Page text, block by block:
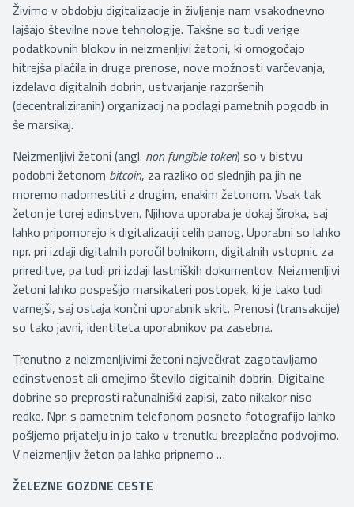
Živimo v obdobju digitalizacije in življenje nam vsakodnevno
lajšajo številne nove tehnologije. Takšne so tudi verige
podatkovnih blokov in neizmenljivi žetoni, ki omogočajo
hitrejša plačila in druge prenose, nove možnosti varčevanja,
izdelavo digitalnih dobrin, ustvarjanje razpršenih
(decentraliziranih) organizacij na podlagi pametnih pogodb in
še marsikaj.
Neizmenljivi žetoni (angl. non fungible token) so v bistvu
podobni žetonom bitcoin, za razliko od slednjih pa jih ne
moremo nadomestiti z drugim, enakim žetonom. Vsak tak
žeton je torej edinstven. Njihova uporaba je dokaj široka, saj
lahko pripomorejo k digitalizaciji celih panog. Uporabni so lahko
npr. pri izdaji digitalnih poročil bolnikom, digitalnih vstopnic za
prireditve, pa tudi pri izdaji lastniških dokumentov. Neizmenljivi
žetoni lahko pospešijo marsikateri postopek, ki je tako tudi
varnejši, saj ostaja končni uporabnik skrit. Prenosi (transakcije)
so tako javni, identiteta uporabnikov pa zasebna.
Trenutno z neizmenljivimi žetoni največkrat zagotavljamo
edinstvenost ali omejimo število digitalnih dobrin. Digitalne
dobrine so preprosti računalniški zapisi, zato nikakor niso
redke. Npr. s pametnim telefonom posneto fotografijo lahko
pošljemo prijatelju in jo tako v trenutku brezplačno podvojimo.
V neizmenljiv žeton pa lahko pripnemo …
ŽELEZNE GOZDNE CESTE